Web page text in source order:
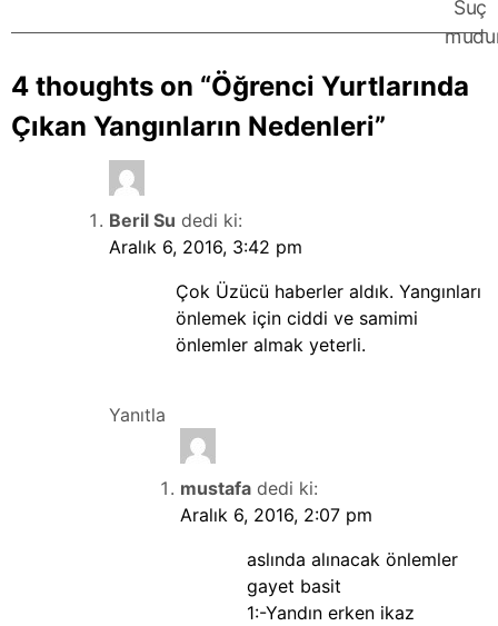
4 thoughts on “Öğrenci Yurtlarında
Çıkan Yangınların Nedenleri”
Beril Su dedi ki:
Aralık 6, 2016, 3:42 pm
Çok Üzücü haberler aldık. Yangınları
önlemek için ciddi ve samimi
önlemler almak yeterli.
Yanıtla
mustafa dedi ki:
Aralık 6, 2016, 2:07 pm
aslında alınacak önlemler
gayet basit
1:-Yandın erken ikaz